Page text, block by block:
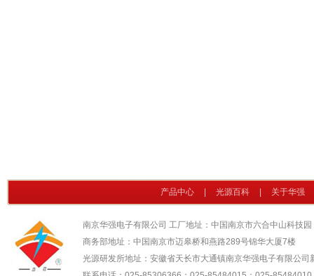
产品中心 | 光源百科 | 关于华强
南京华强电子有限公司 工厂地址：中国南京市六合中山科技园
商务部地址：中国南京市迈皋桥和燕路289号锦华大厦7楼
光源研发所地址：安徽省天长市大通镇南京华强电子有限公司